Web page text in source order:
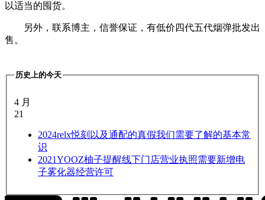
以适当的囤货。
另外，联系博主，信誉保证，有低价四代五代烟弹批发出
售。
历史上的今天
4 月
21
2024relx悦刻以及通配的真假我们需要了解的基本常
识
2021YOOZ柚子提醒线下门店营业执照需要新增电
子雾化器经营许可